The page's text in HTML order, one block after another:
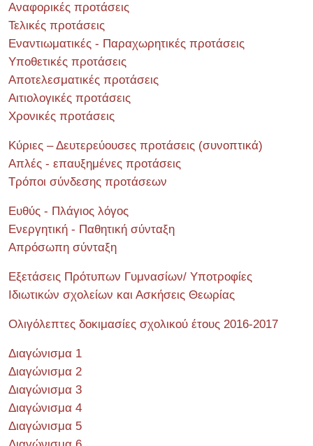
Αναφορικές προτάσεις
Τελικές προτάσεις
Εναντιωματικές - Παραχωρητικές προτάσεις
Υποθετικές προτάσεις
Αποτελεσματικές προτάσεις
Αιτιολογικές προτάσεις
Χρονικές προτάσεις
Κύριες – Δευτερεύουσες προτάσεις (συνοπτικά)
Απλές - επαυξημένες προτάσεις
Τρόποι σύνδεσης προτάσεων
Ευθύς - Πλάγιος λόγος
Ενεργητική - Παθητική σύνταξη
Απρόσωπη σύνταξη
Εξετάσεις Πρότυπων Γυμνασίων/ Υποτροφίες
Ιδιωτικών σχολείων και Ασκήσεις Θεωρίας
Ολιγόλεπτες δοκιμασίες σχολικού έτους 2016-2017
Διαγώνισμα 1
Διαγώνισμα 2
Διαγώνισμα 3
Διαγώνισμα 4
Διαγώνισμα 5